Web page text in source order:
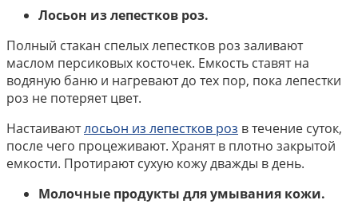
Лосьон из лепестков роз.
Полный стакан спелых лепестков роз заливают
маслом персиковых косточек. Емкость ставят на
водяную баню и нагревают до тех пор, пока лепестки
роз не потеряет цвет.
Настаиваютлосьон из лепестков роз в течение суток,
после чего процеживают. Хранят в плотно закрытой
емкости. Протирают сухую кожу дважды в день.
Молочные продукты для умывания кожи.